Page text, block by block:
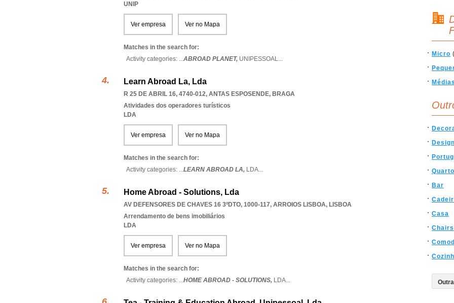
UNIP
Ver empresa Ver no Mapa
Matches in the search for:
Activity categories: ...ABROAD PLANET, UNIPESSOAL...
Learn Abroad La, Lda
R 25 DE ABRIL 16, 4740-012, ANTAS ESPOSENDE, BRAGA
Atividades dos operadores turísticos
LDA
Ver empresa Ver no Mapa
Matches in the search for:
Activity categories: ...LEARN ABROAD LA, LDA...
Home Abroad - Solutions, Lda
AV DEFENSORES DE CHAVES 16 3ºDTO, 1000-117, ARROIOS LISBOA, LISBOA
Arrendamento de bens imobiliários
LDA
Ver empresa Ver no Mapa
Matches in the search for:
Activity categories: ...HOME ABROAD - SOLUTIONS, LDA...
Micro
Médias
Design
Quarto
Bar
Casa
Chairs